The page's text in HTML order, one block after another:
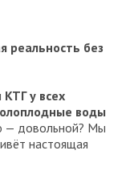
реальность без
КТГ у всех
воды
— довольной? Мы
настоящая